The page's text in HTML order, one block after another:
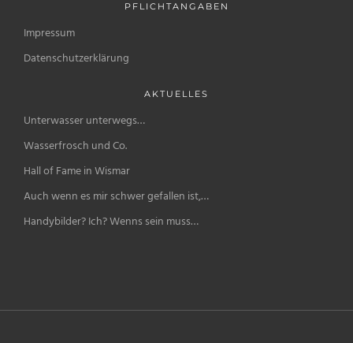
PFLICHTANGABEN
Impressum
Datenschutzerklärung
AKTUELLES
Unterwasser unterwegs…
Wasserfrosch und Co.
Hall of Fame in Wismar
Auch wenn es mir schwer gefallen ist,…
Handybilder? Ich? Wenns sein muss…